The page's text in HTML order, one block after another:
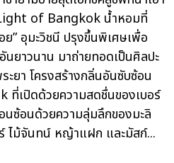
of Bangkok น้ำหอมที่
ย” อุมะวิชนี ปรุงขึ้นพิเศษเพื่อ
นยาวนาน มาถ่ายทอดเป็นศิลปะ
นซับซ้อน
เปิดด้วยความสดชื่นของเบอร์
นซ้อนด้วยความลุ่มลึกของมะลิ
ไม้จันทน์ หญ้าแฝก และมัสก์...